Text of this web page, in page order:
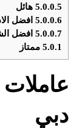
5.0.0.5 هائل
5.0.0.6 افضل
5.0.0.7 افضل
5.0.1 ممتاز
دبي